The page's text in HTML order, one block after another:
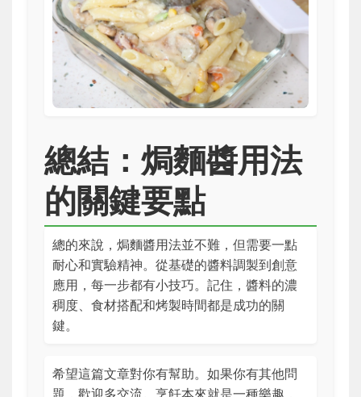
總結：焗麵醬用法
的關鍵要點
總的來說，焗麵醬用法並不難，但需要一點
耐心和實驗精神。從基礎的醬料調製到創意
應用，每一步都有小技巧。記住，醬料的濃
稠度、食材搭配和烤製時間都是成功的關
鍵。
希望這篇文章對你有幫助。如果你有其他問